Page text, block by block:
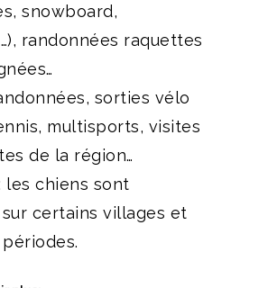
snowboard,
randonnées raquettes
sorties vélo
multisports, visites
de la région…
les chiens sont
certains villages et